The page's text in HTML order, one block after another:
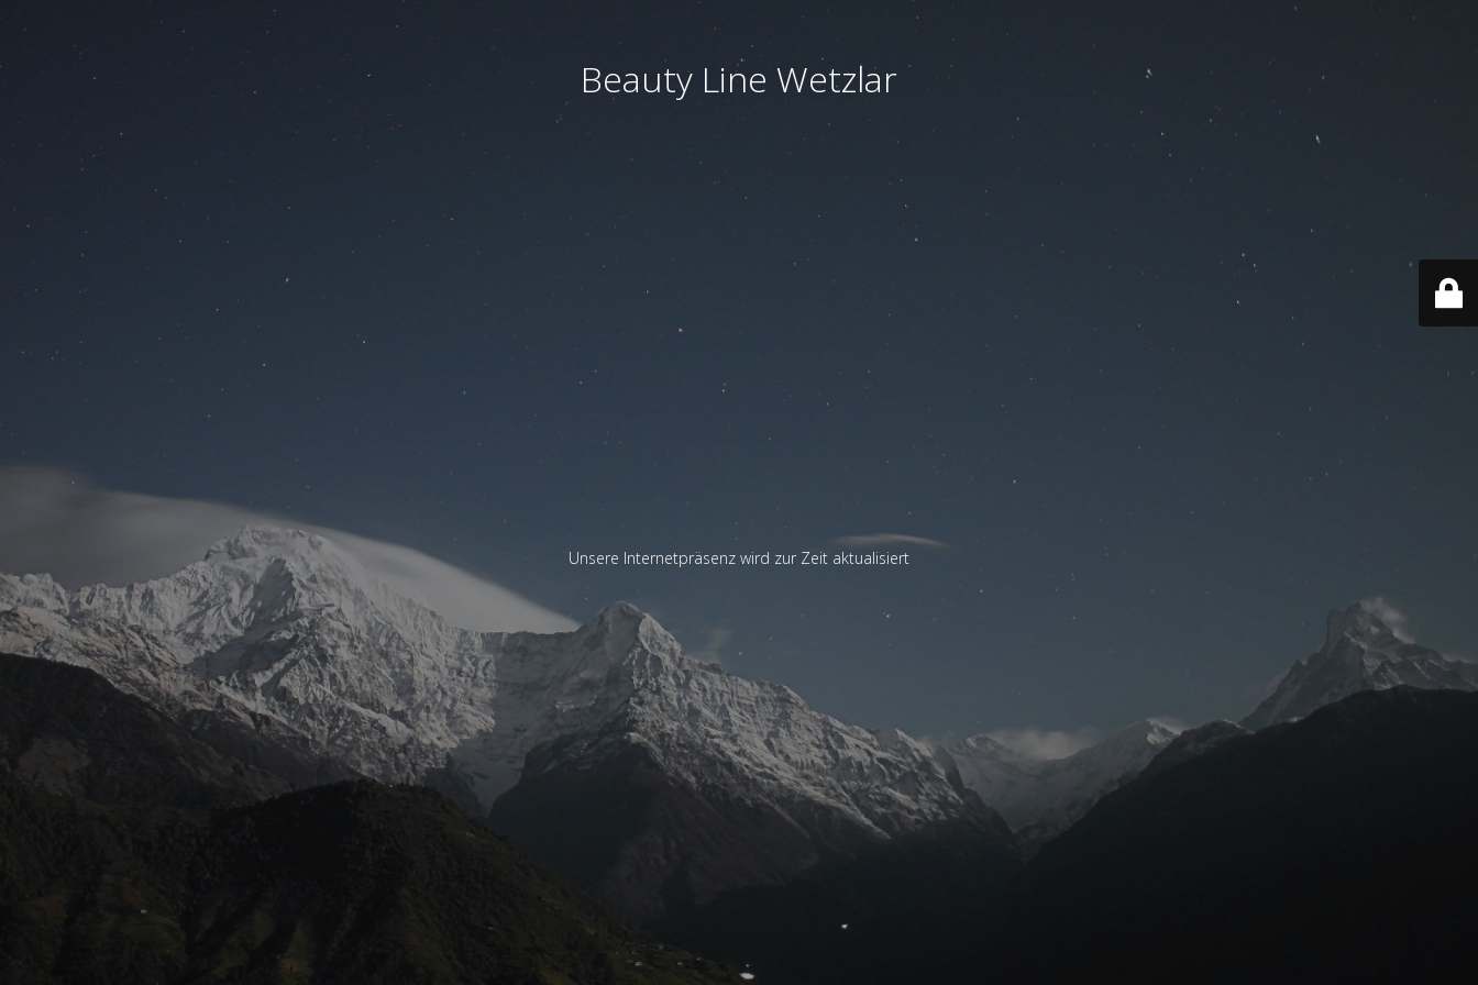
Beauty Line Wetzlar
Unsere Internetpräsenz wird zur Zeit aktualisiert